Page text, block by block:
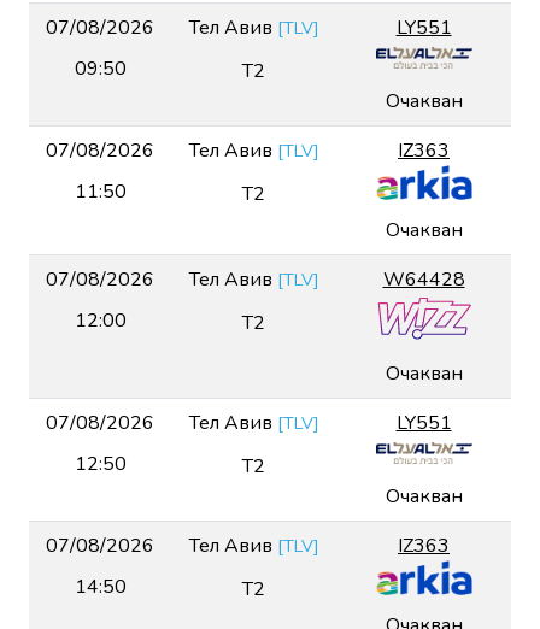
07/08/2026
09:50
Тел Авив [TLV]
T2
LY551
Очакван
07/08/2026
11:50
Тел Авив [TLV]
T2
IZ363
Очакван
07/08/2026
12:00
Тел Авив [TLV]
T2
W64428
Очакван
07/08/2026
12:50
Тел Авив [TLV]
T2
LY551
Очакван
07/08/2026
14:50
Тел Авив [TLV]
T2
IZ363